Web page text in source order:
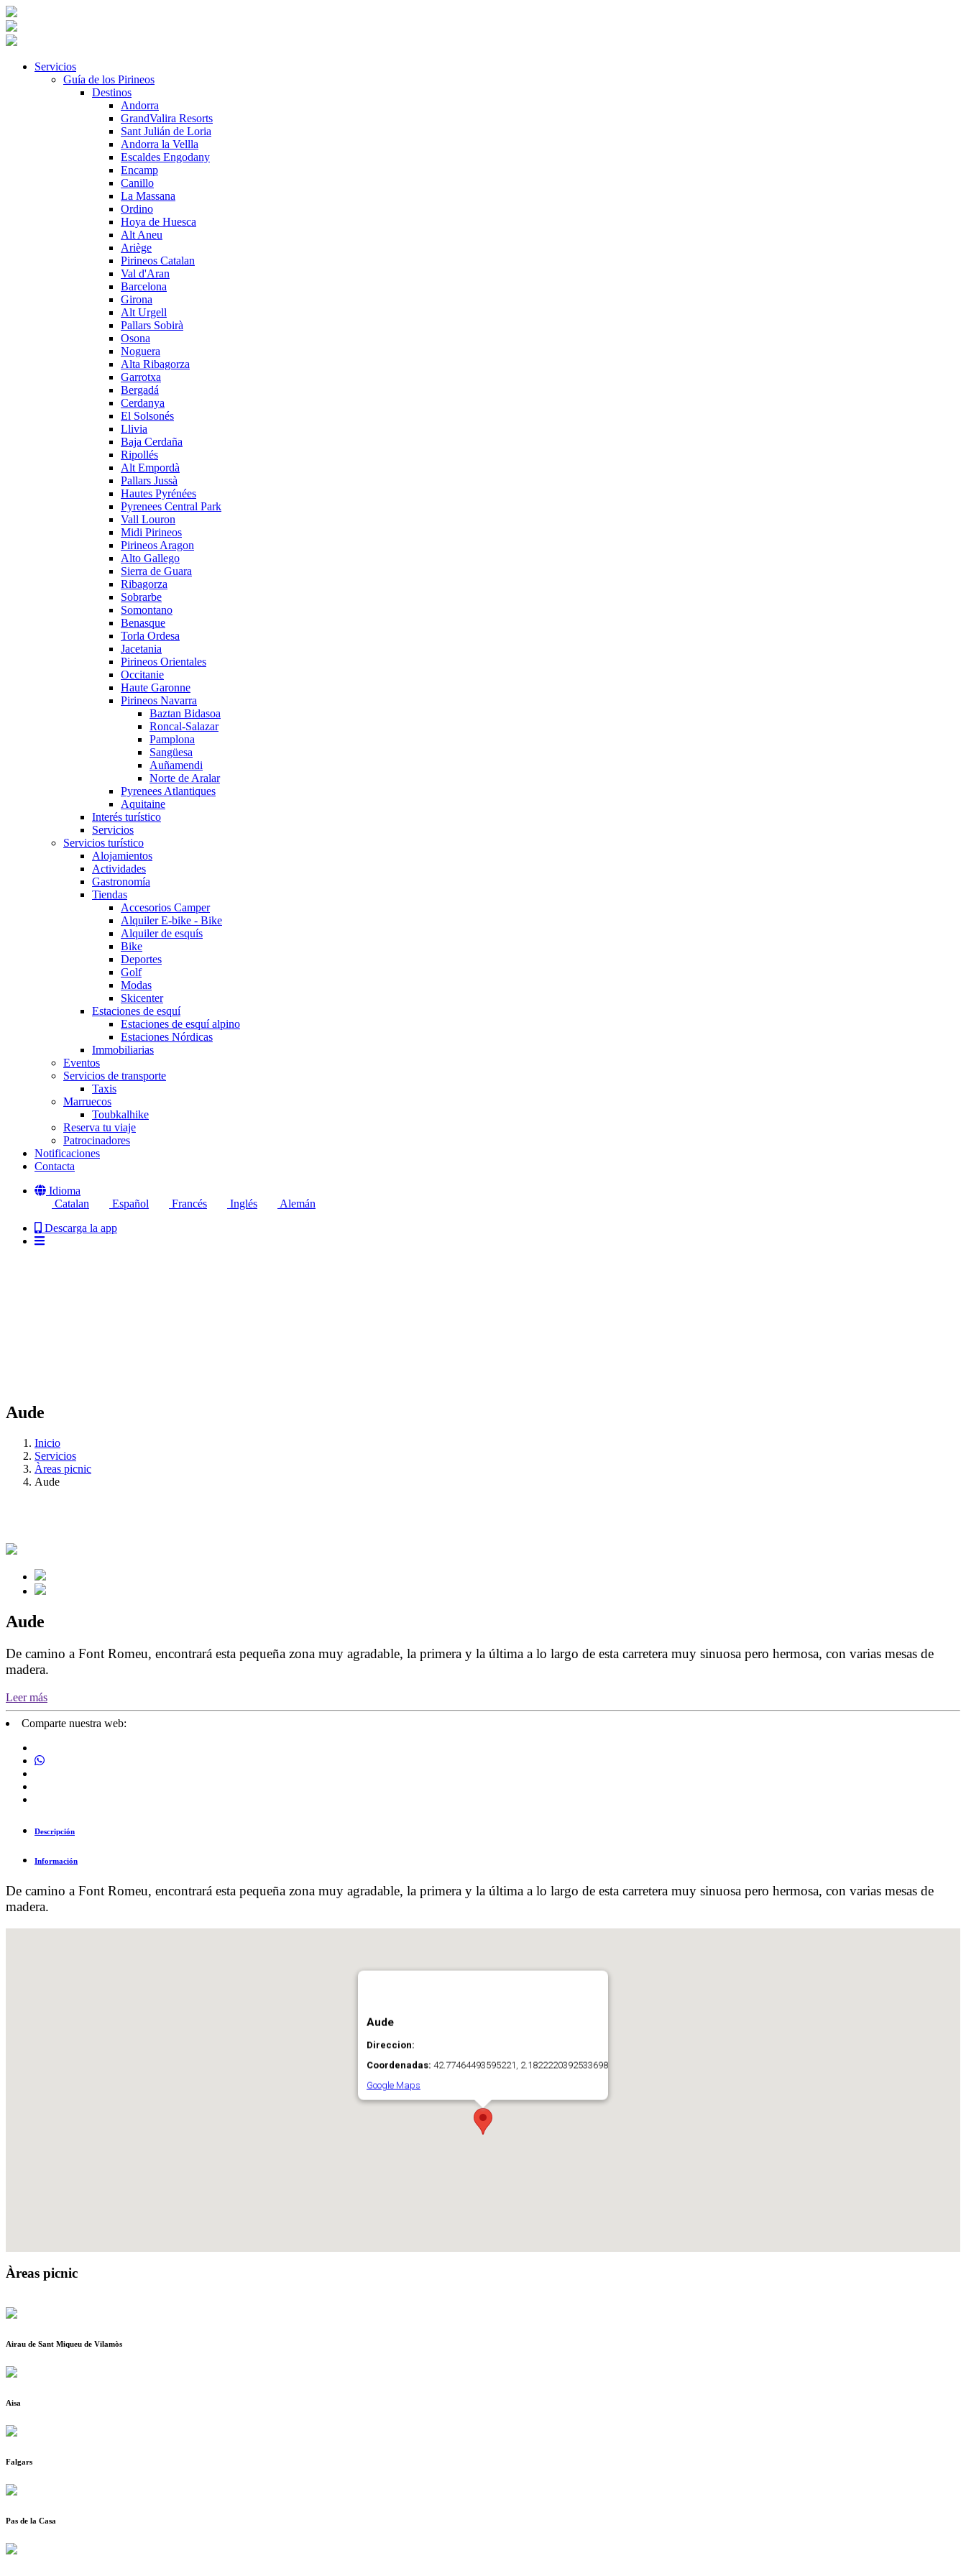
Servicios
Guía de los Pirineos
Destinos
Andorra
GrandValira Resorts
Sant Julián de Loria
Andorra la Vellla
Escaldes Engodany
Encamp
Canillo
La Massana
Ordino
Hoya de Huesca
Alt Aneu
Ariège
Pirineos Catalan
Val d'Aran
Barcelona
Girona
Alt Urgell
Pallars Sobirà
Osona
Noguera
Alta Ribagorza
Garrotxa
Bergadá
Cerdanya
El Solsonés
Llivia
Baja Cerdaña
Ripollés
Alt Empordà
Pallars Jussà
Hautes Pyrénées
Pyrenees Central Park
Vall Louron
Midi Pirineos
Pirineos Aragon
Alto Gallego
Sierra de Guara
Ribagorza
Sobrarbe
Somontano
Benasque
Torla Ordesa
Jacetania
Pirineos Orientales
Occitanie
Haute Garonne
Pirineos Navarra
Baztan Bidasoa
Roncal-Salazar
Pamplona
Sangüesa
Auñamendi
Norte de Aralar
Pyrenees Atlantiques
Aquitaine
Interés turístico
Servicios
Servicios turístico
Alojamientos
Actividades
Gastronomía
Tiendas
Accesorios Camper
Alquiler E-bike - Bike
Alquiler de esquís
Bike
Deportes
Golf
Modas
Skicenter
Estaciones de esquí
Estaciones de esquí alpino
Estaciones Nórdicas
Immobiliarias
Eventos
Servicios de transporte
Taxis
Marruecos
Toubkalhike
Reserva tu viaje
Patrocinadores
Notificaciones
Contacta
Idioma
Catalan
Español Francés Inglés
Alemán
Descarga la app
Aude
Inicio
Servicios
Àreas picnic
Aude
Aude
De camino a Font Romeu, encontrará esta pequeña zona muy agradable, la primera y la última a lo largo de esta carretera muy sinuosa pero hermosa, con varias mesas de
madera.
Leer más
Comparte nuestra web:
Descripción
Información
De camino a Font Romeu, encontrará esta pequeña zona muy agradable, la primera y la última a lo largo de esta carretera muy sinuosa pero hermosa, con varias mesas de
madera.
Aude
Direccion:
Coordenadas: 42.77464493595221, 2.1822220392533698
Google Maps
Àreas picnic
Airau de Sant Miqueu de Vilamòs
Aisa
Falgars
Pas de la Casa